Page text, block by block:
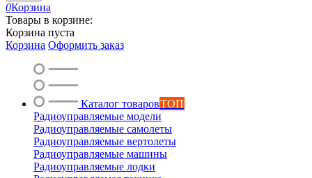
0Корзина
Товары в корзине:
Корзина пуста
Корзина Оформить заказ
Каталог товаровТОП
Радиоуправляемые модели
Радиоуправляемые самолеты
Радиоуправляемые вертолеты
Радиоуправляемые машины
Радиоуправляемые лодки